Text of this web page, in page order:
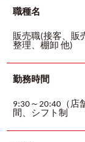
職種名
販売職(接客、販
整理、棚卸 他)
勤務時間
9:30～20:40（店
間、シフト制